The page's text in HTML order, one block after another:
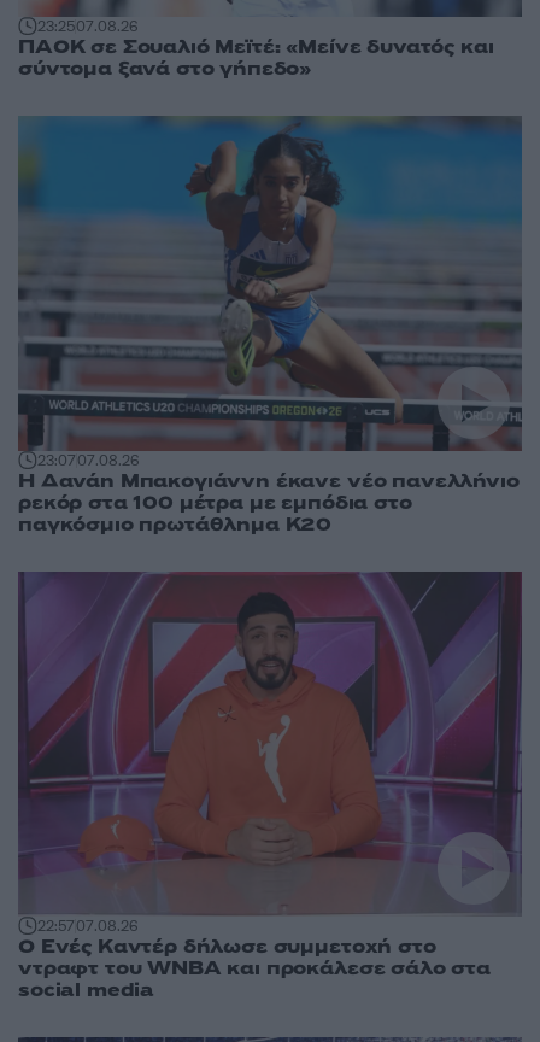
23:2507.08.26
ΠΑΟΚ σε Σουαλιό Μεϊτέ: «Μείνε δυνατός και
σύντομα ξανά στο γήπεδο»
23:0707.08.26
Η Δανάη Μπακογιάννη έκανε νέο πανελλήνιο
ρεκόρ στα 100 μέτρα με εμπόδια στο
παγκόσμιο πρωτάθλημα Κ20
22:5707.08.26
Ο Ενές Καντέρ δήλωσε συμμετοχή στο
ντραφτ του WNBA και προκάλεσε σάλο στα
social media